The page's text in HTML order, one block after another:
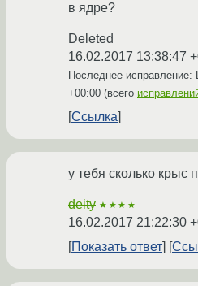
в ядре?
Deleted
16.02.2017 13:38:47
Последнее исправление:
+00:00 (всего
Ссылка
у тебя сколько крыс
deity ★★★★
16.02.2017 21:22:30
Показать ответ